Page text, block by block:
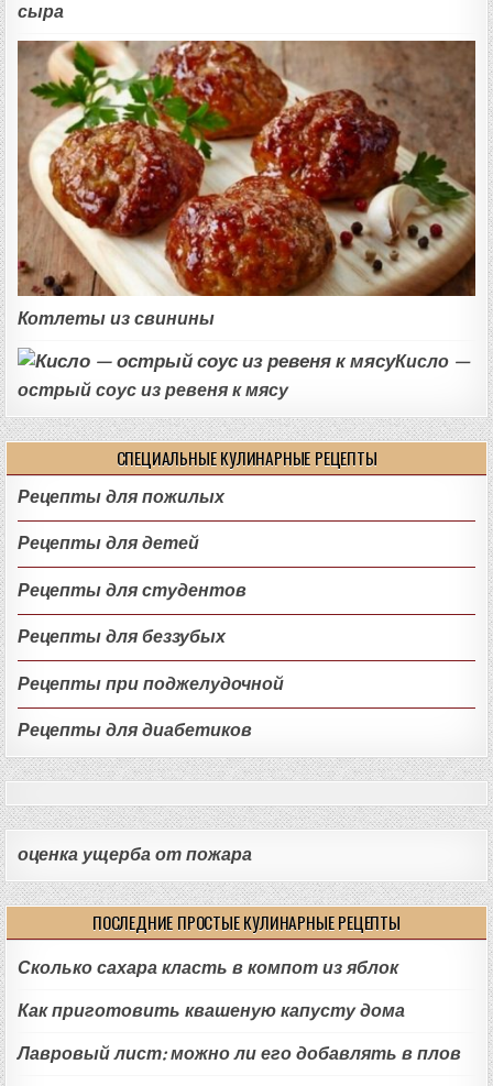
сыра
Котлеты из свинины
Кисло —
острый соус из ревеня к мясу
СПЕЦИАЛЬНЫЕ КУЛИНАРНЫЕ РЕЦЕПТЫ
Рецепты для пожилых
Рецепты для детей
Рецепты для студентов
Рецепты для беззубых
Рецепты при поджелудочной
Рецепты для диабетиков
оценка ущерба от пожара
ПОСЛЕДНИЕ ПРОСТЫЕ КУЛИНАРНЫЕ РЕЦЕПТЫ
Сколько сахара класть в компот из яблок
Как приготовить квашеную капусту дома
Лавровый лист: можно ли его добавлять в плов